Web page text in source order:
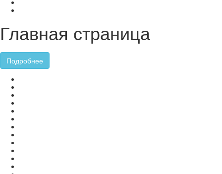
Главная страница
Подробнее